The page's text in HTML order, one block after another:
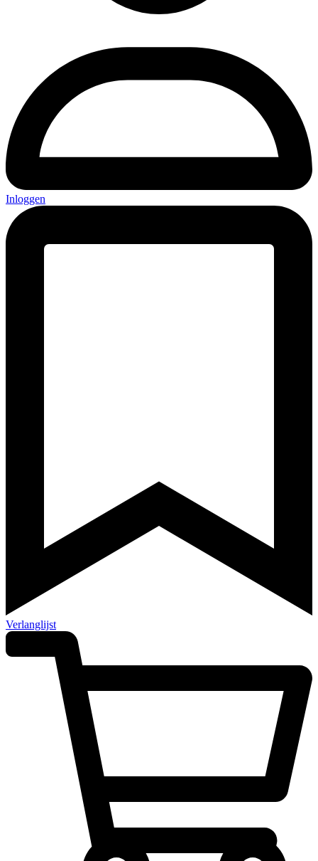
Inloggen
Verlanglijst